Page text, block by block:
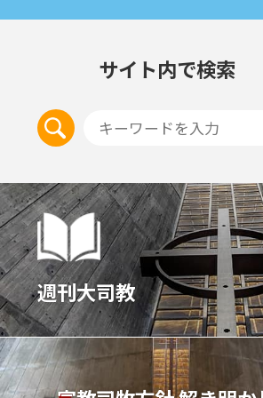
サイト内で検索
週刊大司教